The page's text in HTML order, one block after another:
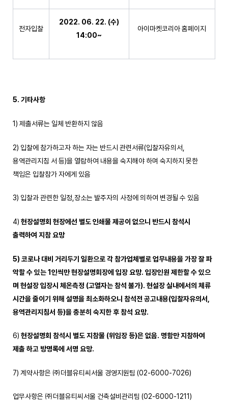
전자입찰
2022. 06. 22. (수)
14:00~
아이마켓코리아 홈페이지
5. 기타사항
1) 제출서류는 일체 반환하지 않음
2) 입찰에 참가하고자 하는 자는 반드시 관련서류(입찰자유의서,
용역관리지침 서 등)을 열람하여 내용을 숙지해야 하며 숙지하지 못한
책임은 입찰참가 자에게 있음
3) 입찰과 관련한 일정,장소는 발주자의 사정에 의하여 변경될 수 있음
4) 현장설명회 현장에선 별도 인쇄물 제공이 없으니 반드시 참석시
출력하여 지참 요망
5) 코로나 대비 거리두기 일환으로 각 참가업체별로 업무내용을 가장 잘 파
악할 수 있는1인씩만 현장설명회장에 입장 요망. 입장인원 제한할 수 있으
며 현설장 입장시 체온측정 (고열자는 참석 불가). 현설장 실내에서의 체류
시간을 줄이기 위해 설명을 최소화하오니 참석전 공고내용(입찰자유의서
용역관리지침서 등)을 충분히 숙지한 후 참석 요망.
6) 현장설명회 참석시 별도 지참물 (위임장 등)은 없음. 명함만 지참하여
제출 하고 방명록에 서명 요망.
7) 계약사항은 ㈜더블유티씨서울 경영지원팀 (02-6000-7026)
업무사항은 ㈜더블유티씨서울 건축설비관리팀 (02-6000-1211)